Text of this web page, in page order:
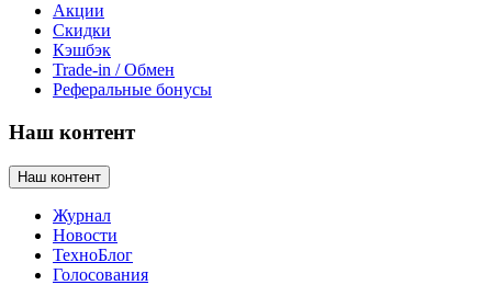
Акции
Скидки
Кэшбэк
Trade-in / Обмен
Реферальные бонусы
Наш контент
Наш контент
Журнал
Новости
ТехноБлог
Голосования